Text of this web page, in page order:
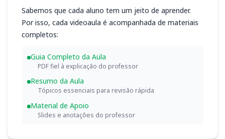
Sabemos que cada aluno tem um jeito de aprender.
Por isso, cada videoaula é acompanhada de materiais
completos:
Guia Completo da Aula
PDF fiel à explicação do professor
Resumo da Aula
Tópicos essenciais para revisão rápida
Material de Apoio
Slides e anotações do professor